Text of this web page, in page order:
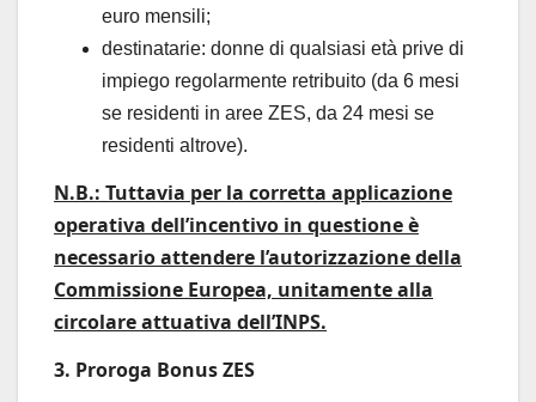
euro mensili;
destinatarie: donne di qualsiasi età prive di
impiego regolarmente retribuito (da 6 mesi
se residenti in aree ZES, da 24 mesi se
residenti altrove).
N.B.: Tuttavia per la corretta applicazione
operativa dell’incentivo in questione è
necessario attendere l’autorizzazione della
Commissione Europea, unitamente alla
circolare attuativa dell’INPS.
3. Proroga Bonus ZES